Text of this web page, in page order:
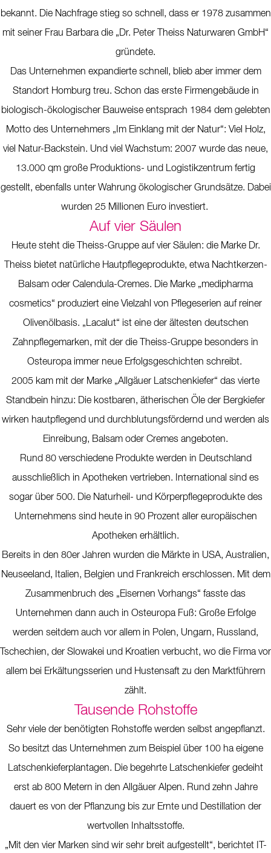
bekannt. Die Nachfrage stieg so schnell, dass er 1978 zusammen
mit seiner Frau Barbara die „Dr. Peter Theiss Naturwaren GmbH“
gründete.
Das Unternehmen expandierte schnell, blieb aber immer dem
Standort Homburg treu. Schon das erste Firmengebäude in
biologisch-ökologischer Bauweise entsprach 1984 dem gelebten
Motto des Unternehmers „Im Einklang mit der Natur“: Viel Holz,
viel Natur-Backstein. Und viel Wachstum: 2007 wurde das neue,
13.000 qm große Produktions- und Logistikzentrum fertig
gestellt, ebenfalls unter Wahrung ökologischer Grundsätze. Dabei
wurden 25 Millionen Euro investiert.
Auf vier Säulen
Heute steht die Theiss-Gruppe auf vier Säulen: die Marke Dr.
Theiss bietet natürliche Hautpflegeprodukte, etwa Nachtkerzen-
Balsam oder Calendula-Cremes. Die Marke „medipharma
cosmetics“ produziert eine Vielzahl von Pflegeserien auf reiner
Olivenölbasis. „Lacalut“ ist eine der ältesten deutschen
Zahnpflegemarken, mit der die Theiss-Gruppe besonders in
Osteuropa immer neue Erfolgsgeschichten schreibt.
2005 kam mit der Marke „Allgäuer Latschenkiefer“ das vierte
Standbein hinzu: Die kostbaren, ätherischen Öle der Bergkiefer
wirken hautpflegend und durchblutungsfördernd und werden als
Einreibung, Balsam oder Cremes angeboten.
Rund 80 verschiedene Produkte werden in Deutschland
ausschließlich in Apotheken vertrieben. International sind es
sogar über 500. Die Naturheil- und Körperpflegeprodukte des
Unternehmens sind heute in 90 Prozent aller europäischen
Apotheken erhältlich.
Bereits in den 80er Jahren wurden die Märkte in USA, Australien,
Neuseeland, Italien, Belgien und Frankreich erschlossen. Mit dem
Zusammenbruch des „Eisernen Vorhangs“ fasste das
Unternehmen dann auch in Osteuropa Fuß: Große Erfolge
werden seitdem auch vor allem in Polen, Ungarn, Russland,
Tschechien, der Slowakei und Kroatien verbucht, wo die Firma vor
allem bei Erkältungsserien und Hustensaft zu den Marktführern
zählt.
Tausende Rohstoffe
Sehr viele der benötigten Rohstoffe werden selbst angepflanzt.
So besitzt das Unternehmen zum Beispiel über 100 ha eigene
Latschenkieferplantagen. Die begehrte Latschenkiefer gedeiht
erst ab 800 Metern in den Allgäuer Alpen. Rund zehn Jahre
dauert es von der Pflanzung bis zur Ernte und Destillation der
wertvollen Inhaltsstoffe.
„Mit den vier Marken sind wir sehr breit aufgestellt“, berichtet IT-